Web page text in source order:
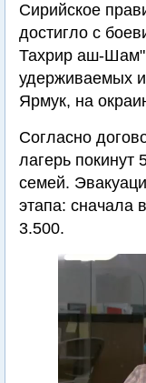
Сирийское
достигло с
Тахрир аш-Шам"
удерживаемых
Ярмук, на
Согласно
лагерь покинут
семей.
этапа: сначала
3.500.